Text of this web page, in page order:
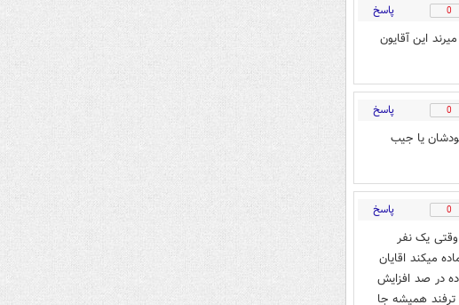
0 پاسخ
این آقایون
0 پاسخ
يا جيب
0 پاسخ
یک نفر
میکند اقایان
در صد افزایش
ترفند همیشه جا